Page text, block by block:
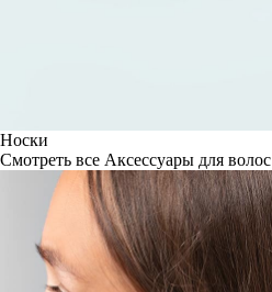
Носки
Смотреть все Аксессуары для волос